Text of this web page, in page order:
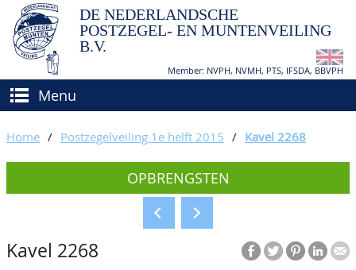
DE NEDERLANDSCHE
POSTZEGEL- EN MUNTENVEILING
B.V.
Member: NVPH, NVMH, PTS, IFSDA, BBVPH
Menu
(VER)KOPEN
Hoe verkopen?
Voorwaarden
BIEDEN
CATALOGI/OPBRENGSTEN
Home / Postzegelveiling 1e helft 2015 / Kavel 2268
OPBRENGSTEN
Kavel 2268